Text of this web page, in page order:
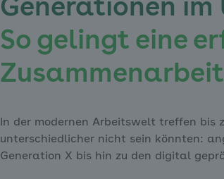
Generationen im
So gelingt eine
Zusammenarbeit
In der modernen Arbeitswelt treffen bis
unterschiedlicher nicht sein könnten:
Generation X bis hin zu den digital